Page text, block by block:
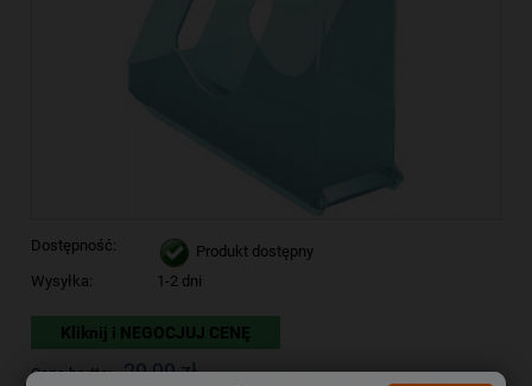
Dostępność:
Produkt dostępny
Wysyłka:
1-2 dni
Kliknij i NEGOCJUJ CENĘ
Cena brutto: 29,99 zł